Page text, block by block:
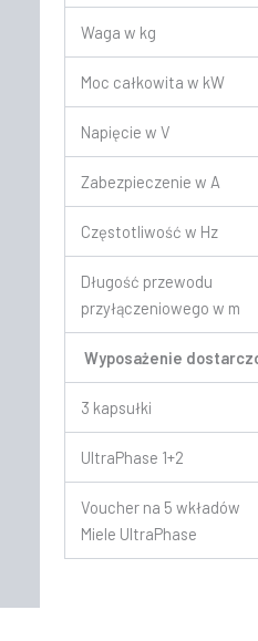
Waga w kg
Moc całkowita w kW
Napięcie w V
Zabezpieczenie w A
Częstotliwość w Hz
Długość przewodu
przyłączeniowego w m
Wyposażenie
3 kapsułki
UltraPhase 1+2
Voucher na 5 wkładów
Miele UltraPhase